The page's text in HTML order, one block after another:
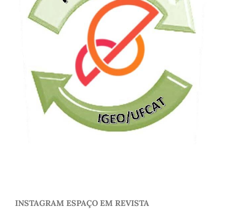
INSTAGRAM ESPAÇO EM REVISTA